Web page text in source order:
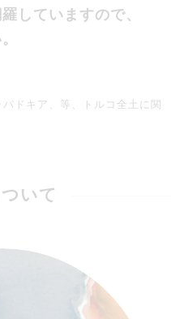
していますので、
ドキア、等、トルコ全土に関
いて